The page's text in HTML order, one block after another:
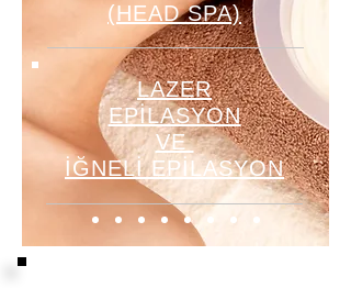
(HEAD SPA)
LAZER
EPİLASYON
VE
İĞNELİ EPİLASYON